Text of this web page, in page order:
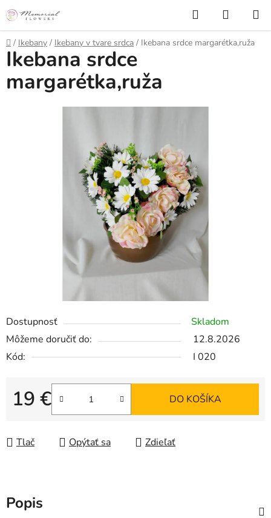
Prejsť
na
obsah
Hľadať
KOŠÍK
Domov
/ Ikebany / Ikebany v tvare srdca / Ikebana srdce margarétka,ruža
Dostupnosť
Skladom
Môžeme doručiť do:
12.8.2026
Kód:
I 020
19 €
Jednotková cena:
DO KOŠÍKA
Tlač Opýtať sa Zdieľať
Ikebana srdce
margarétka,ruža
Popis